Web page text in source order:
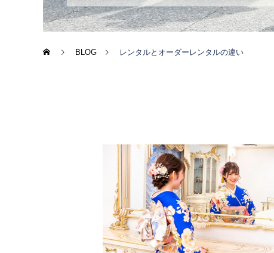
BLOG レンタルとオーダーレンタルの違い